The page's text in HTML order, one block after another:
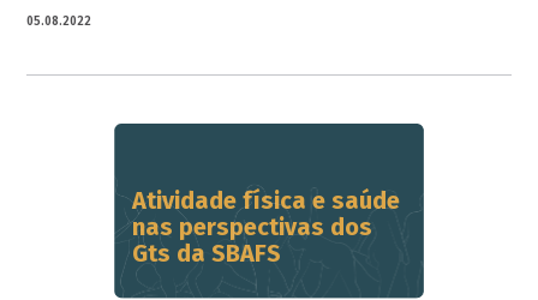
05.08.2022
Atividade física e saúde
nas perspectivas dos
Gts da SBAFS